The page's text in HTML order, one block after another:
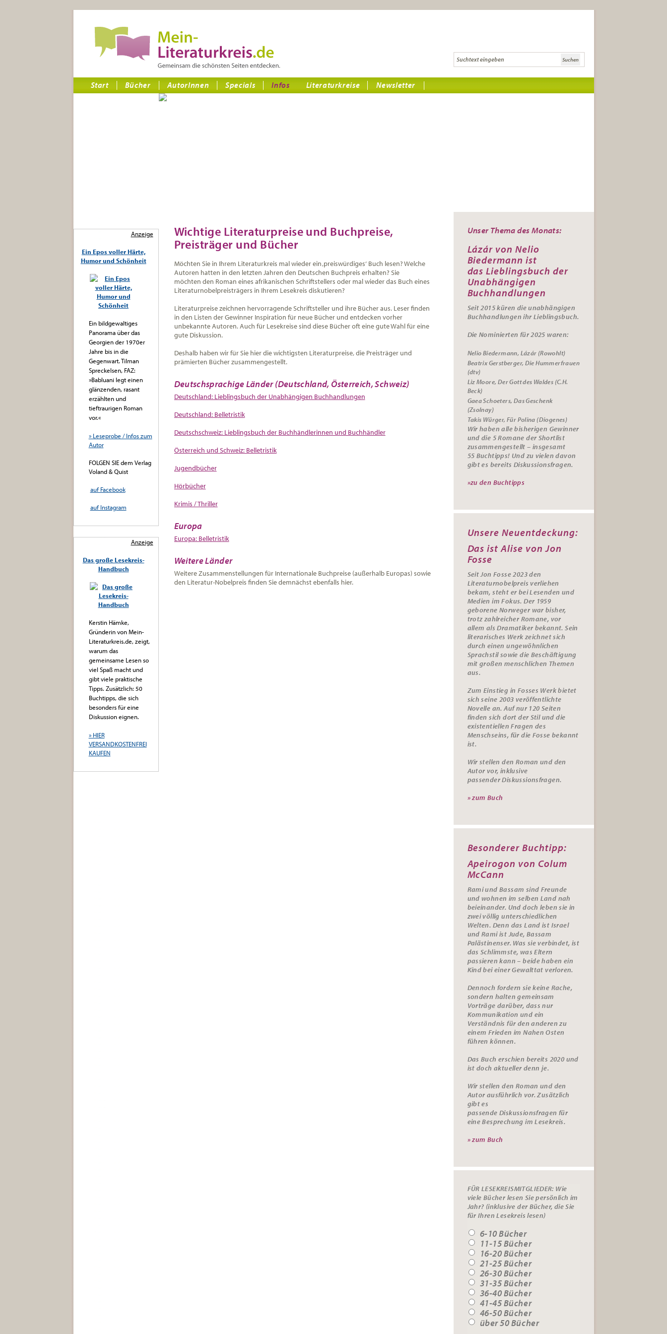
Start Bücher AutorInnen Specials Infos Literaturkreise
Newsletter
Wichtige Literaturpreise und Buchpreise,
Preisträger und Bücher
Möchten Sie in Ihrem Literaturkreis mal wieder ein ‚preiswürdiges‘ Buch lesen? Welche
Autoren hatten in den letzten Jahren den Deutschen Buchpreis erhalten? Sie
möchten den Roman eines afrikanischen Schriftstellers oder mal wieder das Buch eines
Literaturnobelpreisträgers in Ihrem Lesekreis diskutieren?
Literaturpreise zeichnen hervorragende Schriftsteller und ihre Bücher aus. Leser finden
in den Listen der Gewinner Inspiration für neue Bücher und entdecken vorher
unbekannte Autoren. Auch für Lesekreise sind diese Bücher oft eine gute Wahl für eine
gute Diskussion.
Deshalb haben wir für Sie hier die wichtigsten Literaturpreise, die Preisträger und
prämierten Bücher zusammengestellt.
Deutschsprachige Länder (Deutschland, Österreich, Schweiz)
Deutschland: Lieblingsbuch der Unabhängigen Buchhandlungen
Deutschland: Belletristik
Deutschschweiz: Lieblingsbuch der Buchhändlerinnen und Buchhändler
Österreich und Schweiz: Belletristik
Jugendbücher
Hörbücher
Krimis / Thriller
Europa
Europa: Belletristik
Weitere Länder
Weitere Zusammenstellungen für Internationale Buchpreise (außerhalb Europas) sowie
den Literatur-Nobelpreis finden Sie demnächst ebenfalls hier.
Anzeige
Ein Epos voller Härte,
Humor und Schönheit
Ein bildgewaltiges
Panorama über das
Georgien der 1970er
Jahre bis in die
Gegenwart. Tilman
Spreckelsen, FAZ:
»Babluani legt einen
glänzenden, rasant
erzählten und
tieftraurigen Roman
vor.«
» Leseprobe / Infos zum
Autor
FOLGEN SIE dem Verlag
Voland & Quist
auf Facebook
auf Instagram
Anzeige
Das große Lesekreis-
Handbuch
Kerstin Hämke,
Gründerin von Mein-
Literaturkreis.de, zeigt,
warum das
gemeinsame Lesen so
viel Spaß macht und
gibt viele praktische
Tipps. Zusätzlich: 50
Buchtipps, die sich
besonders für eine
Diskussion eignen.
» HIER
VERSANDKOSTENFREI
KAUFEN
Unser Thema des Monats:
Lázár von Nelio
Biedermann ist
dasLieblingsbuch der
Unabhängigen
Buchhandlungen
Seit 2015 küren die unabhängigen
Buchhandlungen ihr Lieblingsbuch.
Die Nominierten für 2025 waren:
Nelio Biedermann, Lázár (Rowohlt)
Beatrix Gerstberger, Die Hummerfrauen
(dtv)
Liz Moore, Der Gott des Waldes (C.H.
Beck)
Gaea Schoeters, Das Geschenk
(Zsolnay)
Takis Würger, Für Polina (Diogenes)
Wir haben alle bisherigen Gewinner
und die 5 Romane der Shortlist
zusammengestellt – insgesamt
55 Buchtipps! Und zu vielen davon
gibt es bereits Diskussionsfragen.
»zu den Buchtipps
Unsere Neuentdeckung:
Das ist Alise von Jon
Fosse
Seit Jon Fosse 2023 den
Literaturnobelpreis verliehen
bekam, steht er bei Lesenden und
Medien im Fokus. Der 1959
geborene Norweger war bisher,
trotz zahlreicher Romane, vor
allem als Dramatiker bekannt. Sein
literarisches Werk zeichnet sich
durch einen ungewöhnlichen
Sprachstil sowie die Beschäftigung
mit großen menschlichen Themen
aus.
Zum Einstieg in Fosses Werk bietet
sich seine 2003 veröffentlichte
Novelle an. Auf nur 120 Seiten
finden sich dort der Stil und die
existentiellen Fragen des
Menschseins, für die Fosse bekannt
ist.
Wir stellen den Roman und den
Autor vor, inklusive
passenderDiskussionsfragen.
» zum Buch
Besonderer Buchtipp:
Apeirogon von Colum
McCann
Rami und Bassam sind Freunde
und wohnen im selben Land nah
beieinander. Und doch leben sie in
zwei völlig unterschiedlichen
Welten. Denn das Land ist Israel
und Rami ist Jude, Bassam
Palästinenser. Was sie verbindet, ist
das Schlimmste, was Eltern
passieren kann – beide haben ein
Kind bei einer Gewalttat verloren.
Dennoch fordern sie keine Rache,
sondern halten gemeinsam
Vorträge darüber, dass nur
Kommunikation und ein
Verständnis für den anderen zu
einem Frieden im Nahen Osten
führen können.
Das Buch erschien bereits 2020 und
ist doch aktueller denn je.
Wir stellen den Roman und den
Autor ausführlich vor. Zusätzlich
gibt es
passendeDiskussionsfragenfür
eine Besprechung im Lesekreis.
» zum Buch
FÜR LESEKREISMITGLIEDER: Wie
viele Bücher lesen Sie persönlich im
Jahr? (inklusive der Bücher, die Sie
für Ihren Lesekreis lesen)
6-10 Bücher
11-15 Bücher
16-20 Bücher
21-25 Bücher
26-30 Bücher
31-35 Bücher
36-40 Bücher
41-45 Bücher
46-50 Bücher
über 50 Bücher